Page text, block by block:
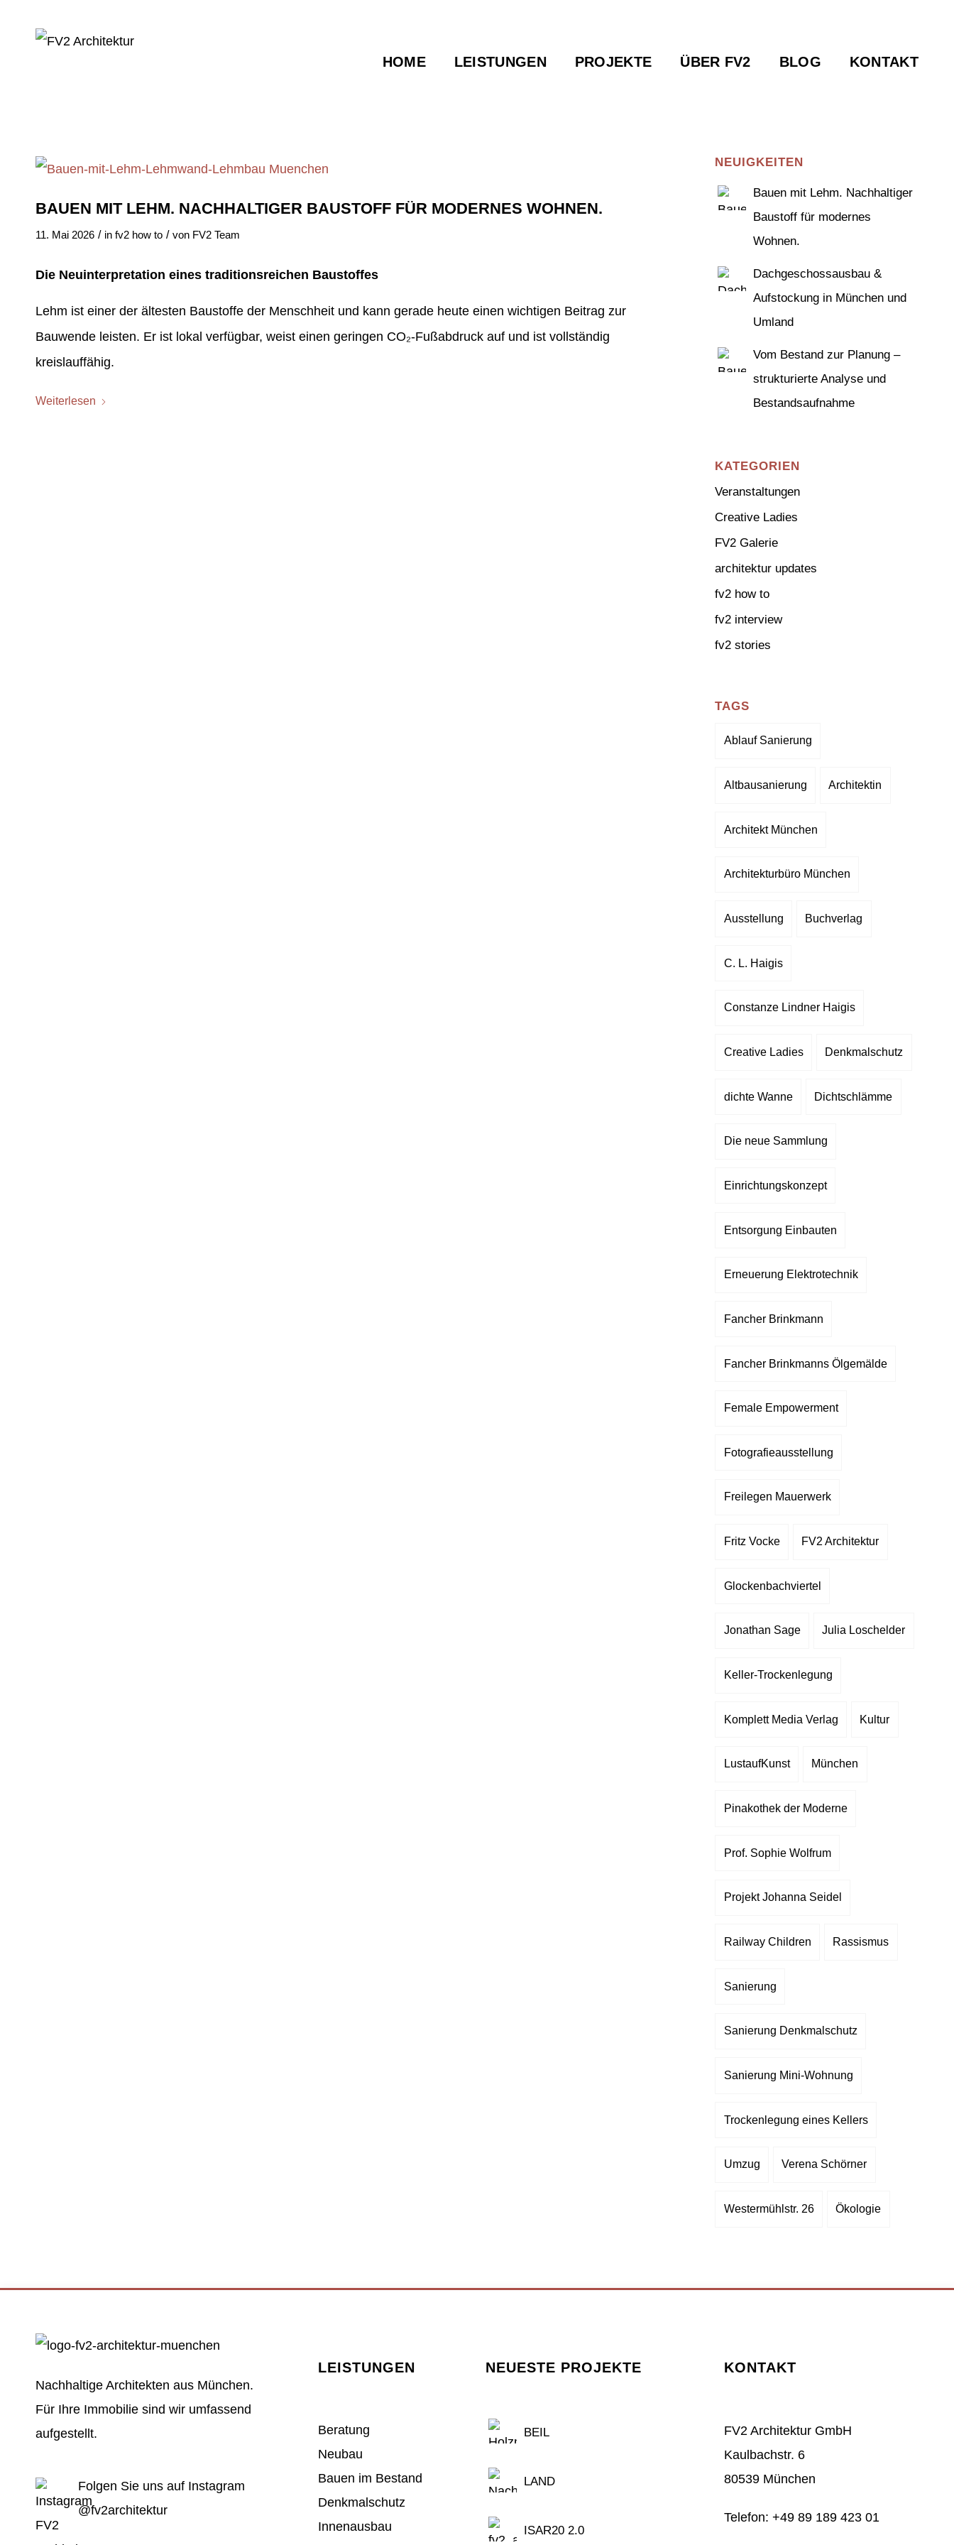
HOME LEISTUNGEN PROJEKTE ÜBER FV2 BLOG KONTAKT
BAUEN MIT LEHM. NACHHALTIGER BAUSTOFF FÜR MODERNES WOHNEN.
11. Mai 2026 / in fv2 how to / von FV2 Team
Die Neuinterpretation eines traditionsreichen Baustoffes
Lehm ist einer der ältesten Baustoffe der Menschheit und kann gerade heute einen wichtigen Beitrag zur
Bauwende leisten. Er ist lokal verfügbar, weist einen geringen CO₂-Fußabdruck auf und ist vollständig
kreislauffähig.
Weiterlesen
NEUIGKEITEN
Bauen mit Lehm. Nachhaltiger
Baustoff für modernes
Wohnen.
Dachgeschossausbau &
Aufstockung in München und
Umland
Vom Bestand zur Planung –
strukturierte Analyse und
Bestandsaufnahme
KATEGORIEN
Veranstaltungen
Creative Ladies
FV2 Galerie
architektur updates
fv2 how to
fv2 interview
fv2 stories
TAGS
Ablauf Sanierung
Altbausanierung Architektin
Architekt München
Architekturbüro München
Ausstellung Buchverlag
C. L. Haigis
Constanze Lindner Haigis
Creative Ladies Denkmalschutz
dichte Wanne Dichtschlämme
Die neue Sammlung
Einrichtungskonzept
Entsorgung Einbauten
Erneuerung Elektrotechnik
Fancher Brinkmann
Fancher Brinkmanns Ölgemälde
Female Empowerment
Fotografieausstellung
Freilegen Mauerwerk
Fritz Vocke FV2 Architektur
Glockenbachviertel
Jonathan Sage Julia Loschelder
Keller-Trockenlegung
Komplett Media Verlag Kultur
LustaufKunst München
Pinakothek der Moderne
Prof. Sophie Wolfrum
Projekt Johanna Seidel
Railway Children Rassismus
Sanierung
Sanierung Denkmalschutz
Sanierung Mini-Wohnung
Trockenlegung eines Kellers
Umzug Verena Schörner
Westermühlstr. 26 Ökologie
Nachhaltige Architekten aus München.
Für Ihre Immobilie sind wir umfassend
aufgestellt.
Folgen Sie uns auf Instagram
@fv2architektur
LEISTUNGEN
Beratung
Neubau
Bauen im Bestand
Denkmalschutz
Innenausbau
NEUESTE PROJEKTE
BEIL
LAND
ISAR20 2.0
KONTAKT
FV2 Architektur GmbH
Kaulbachstr. 6
80539 München
Telefon: +49 89 189 423 01